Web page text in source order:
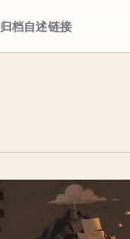
归档自述链接